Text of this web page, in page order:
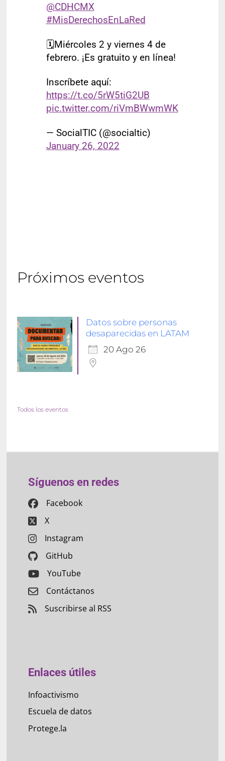
@CDHCMX
#MisDerechosEnLaRed
🗓️Miércoles 2 y viernes 4 de
febrero. ¡Es gratuito y en línea!
Inscríbete aquí:
https://t.co/5rW5tiG2UB
pic.twitter.com/riVmBWwmWK
— SocialTIC (@socialtic)
January 26, 2022
Próximos eventos
Datos sobre personas
desaparecidas en LATAM
20 Ago 26
Todos los eventos
Síguenos en redes
Facebook
X
Instagram
GitHub
YouTube
Contáctanos
Suscribirse al RSS
Enlaces útiles
Infoactivismo
Escuela de datos
Protege.la